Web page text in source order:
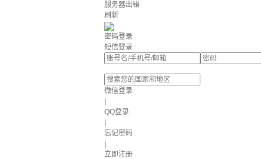
服务器出错
刷新
密码登录
短信登录
微信登录
QQ登录
忘记密码
立即注册